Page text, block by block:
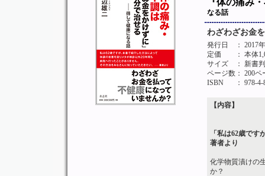
『体の痛み
なる話
わざわざお金
発行日
： 2017
定価
： 本体
サイズ
： 新書判
ページ数： 200ペ
ISBN
： 978-
【内容】
「私は62歳で
著者より
化学物質漬けの
か？